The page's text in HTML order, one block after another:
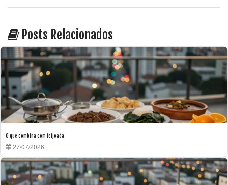
Posts Relacionados
O que combina com feijoada
27/07/2026